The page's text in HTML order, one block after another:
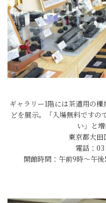
ギャラリー1階には茶道用の
どを展示。「入場無料ですの
い」と増
東京都大田
電話：
開館時間：午前9時〜午